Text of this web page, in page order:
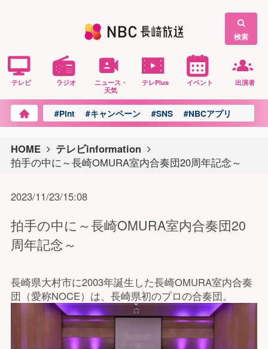
検索
テレビ ラジオ
ニュース・
天気
テレPlus イベント 出演者
#Pint #キャンペーン #SNS #NBCアプリ
HOME
テレビinformation
拍手の中に～長崎OMURA室内合奏団20周年記念～
2023/11/23/15:08
拍手の中に～長崎OMURA室内合奏団20
周年記念～
長崎県大村市に2003年誕生した長崎OMURA室内合奏
団（愛称NOCE）は、長崎県初のプロの合奏団。